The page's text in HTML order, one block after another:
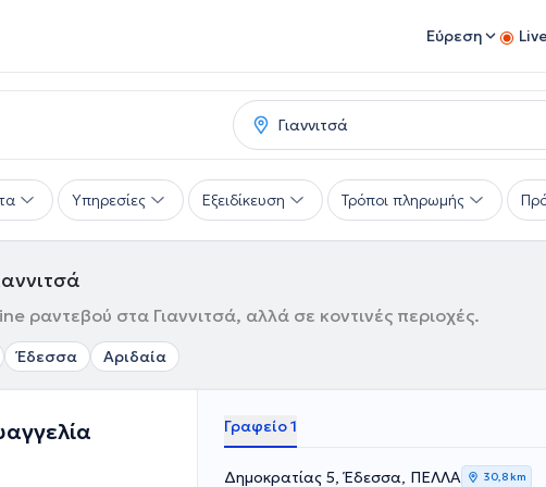
Εύρεση
Υπηρεσίες Εξειδίκευση Τρόποι πληρωμής
ραντεβού στα Γιαννιτσά, αλλά σε κοντινές περιοχές.
Έδεσσα Αριδαία
Γραφείο 1
Δημοκρατίας 5, Έδεσσα, ΠΕΛΛΑ 30,8 km